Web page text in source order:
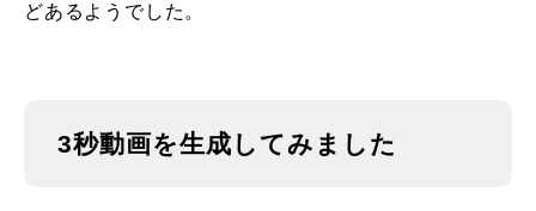
どあるようでした。
3秒動画を生成してみました